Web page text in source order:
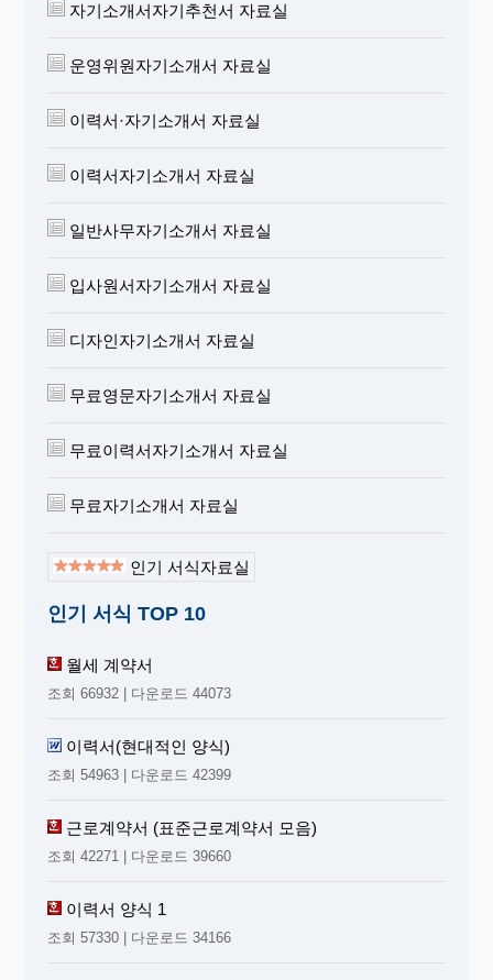
자기소개서자기추천서 자료실
운영위원자기소개서 자료실
이력서·자기소개서 자료실
이력서자기소개서 자료실
일반사무자기소개서 자료실
입사원서자기소개서 자료실
디자인자기소개서 자료실
무료영문자기소개서 자료실
무료이력서자기소개서 자료실
무료자기소개서 자료실
인기 서식자료실
인기 서식 TOP 10
월세 계약서
조회 66932 | 다운로드 44073
이력서(현대적인 양식)
조회 54963 | 다운로드 42399
근로계약서 (표준근로계약서 모음)
조회 42271 | 다운로드 39660
이력서 양식 1
조회 57330 | 다운로드 34166